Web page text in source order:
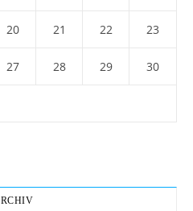
20 21 22 23
27 28 29 30